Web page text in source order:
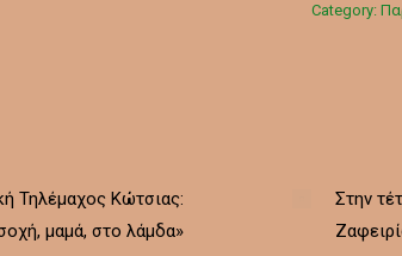
Category:
Τηλέμαχος Κώτσιας:
μαμά, στο λάμδα»
Στην